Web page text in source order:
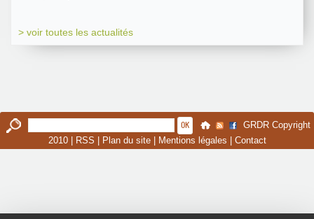
> voir toutes les actualités
GRDR Copyright
2010 |
RSS Plan du site| Mentions légales Contact